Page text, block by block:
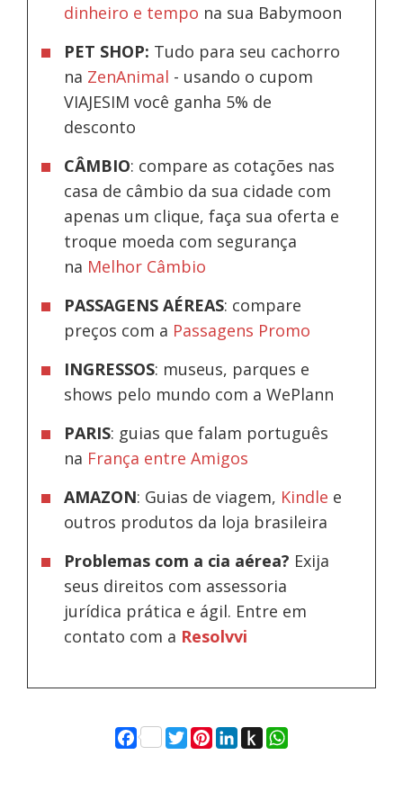
dinheiro e tempo na sua Babymoon
PET SHOP: Tudo para seu cachorro
na ZenAnimal - usando o cupom
VIAJESIM você ganha 5% de
desconto
CÂMBIO: compare as cotações nas
casa de câmbio da sua cidade com
apenas um clique, faça sua oferta e
troque moeda com segurança
na Melhor Câmbio
PASSAGENS AÉREAS: compare
preços com a Passagens Promo
INGRESSOS: museus, parques e
shows pelo mundo com a WePlann
PARIS: guias que falam português
na França entre Amigos
AMAZON: Guias de viagem, Kindle e
outros produtos da loja brasileira
Problemas com a cia aérea? Exija
seus direitos com assessoria
jurídica prática e ágil. Entre em
contato com a Resolvvi
Facebook
Twitter
Pinterest
LinkedIn
Push
to
WhatsApp